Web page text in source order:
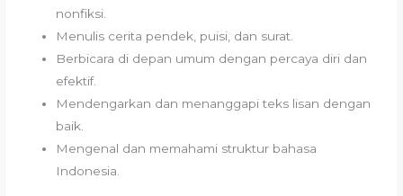
nonfiksi.
Menulis cerita pendek, puisi, dan surat.
Berbicara di depan umum dengan percaya diri dan
efektif.
Mendengarkan dan menanggapi teks lisan dengan
baik.
Mengenal dan memahami struktur bahasa
Indonesia.